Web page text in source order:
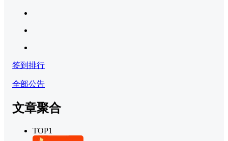
签到排行
全部公告
文章聚合
TOP1